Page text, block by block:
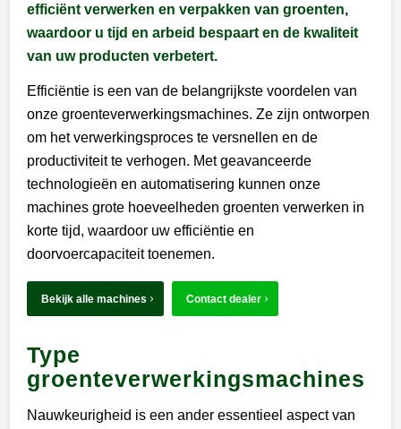
efficiënt verwerken en verpakken van groenten,
waardoor u tijd en arbeid bespaart en de kwaliteit
van uw producten verbetert.
Efficiëntie is een van de belangrijkste voordelen van
onze groenteverwerkingsmachines. Ze zijn ontworpen
om het verwerkingsproces te versnellen en de
productiviteit te verhogen. Met geavanceerde
technologieën en automatisering kunnen onze
machines grote hoeveelheden groenten verwerken in
korte tijd, waardoor uw efficiëntie en
doorvoercapaciteit toenemen.
Bekijk alle machines Contact dealer
Type
groenteverwerkingsmachines
Nauwkeurigheid is een ander essentieel aspect van